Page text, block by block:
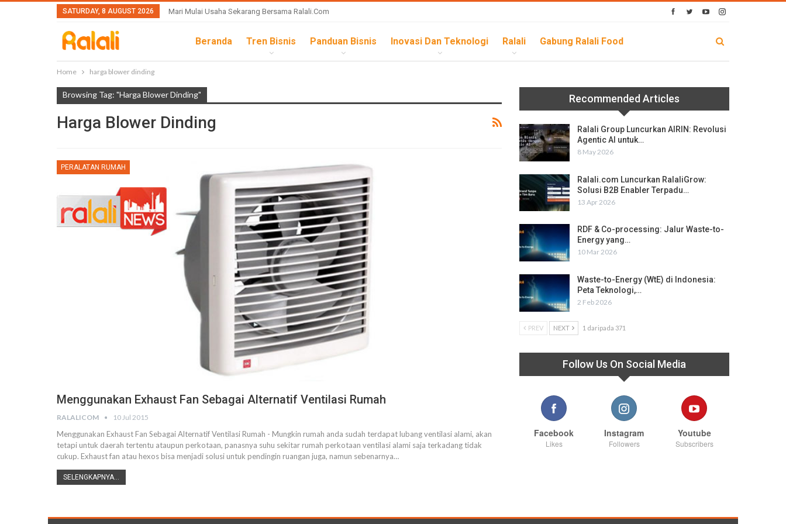
SATURDAY, 8 AUGUST 2026 Mari Mulai Usaha Sekarang Bersama Ralali.com
Beranda Tren Bisnis Panduan Bisnis Inovasi Dan Teknologi Ralali Gabung Ralali Food
Home harga blower dinding
Browsing Tag: "harga Blower Dinding"
Harga Blower Dinding
PERALATAN RUMAH
Menggunakan Exhaust Fan Sebagai Alternatif Ventilasi Rumah
RALALICOM 10 Jul 2015
Menggunakan Exhaust Fan Sebagai Alternatif Ventilasi Rumah - Mungkin rumah anda sudah terdapat lubang ventilasi alami, akan
tetapi untuk daerah tertentu ataupun perkotaan, panasnya suhu sekitar rumah perkotaan ventilasi alami saja terkadang tidak
cukup. Exhaust fan atau hexos bisa menjadi solusi untuk pendingin ruangan juga, namun sebenarnya…
SELENGKAPNYA...
Recommended Articles
Ralali Group Luncurkan AIRIN: Revolusi
Agentic AI untuk…
8 May 2026
Ralali.com Luncurkan RalaliGrow:
Solusi B2B Enabler Terpadu…
13 Apr 2026
RDF & Co-processing: Jalur Waste-to-
Energy yang…
10 Mar 2026
Waste-to-Energy (WtE) di Indonesia:
Peta Teknologi,…
2 Feb 2026
PREV NEXT 1 daripada 371
Follow Us On Social Media
Facebook
Likes
Instagram
Followers
Youtube
Subscribers